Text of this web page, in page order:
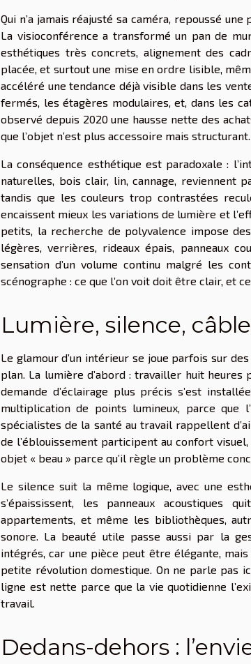
Qui n’a jamais réajusté sa caméra, repoussé
La visioconférence a transformé un pan de
esthétiques très concrets, alignement des
placée, et surtout une mise en ordre lisible,
accéléré une tendance déjà visible dans les
fermés, les étagères modulaires, et, dans les
observé depuis 2020 une hausse nette des
que l’objet n’est plus accessoire mais structurant.
La conséquence esthétique est paradoxale :
naturelles, bois clair, lin, cannage, reviennent
tandis que les couleurs trop contrastées
encaissent mieux les variations de lumière et
petits, la recherche de polyvalence impose
légères, verrières, rideaux épais, panneaux
sensation d’un volume continu malgré les
scénographe : ce que l’on voit doit être clair, et
Lumière, silence,
Le glamour d’un intérieur se joue parfois sur
plan. La lumière d’abord : travailler huit heures
demande d’éclairage plus précis s’est
multiplication de points lumineux, parce que
spécialistes de la santé au travail rappellent
de l’éblouissement participent au confort
objet « beau » parce qu’il règle un problème
Le silence suit la même logique, avec une
s’épaississent, les panneaux acoustiques
appartements, et même les bibliothèques,
sonore. La beauté utile passe aussi par la
intégrés, car une pièce peut être élégante,
petite révolution domestique. On ne parle pas
ligne est nette parce que la vie quotidienne
travail.
Dedans-dehors :